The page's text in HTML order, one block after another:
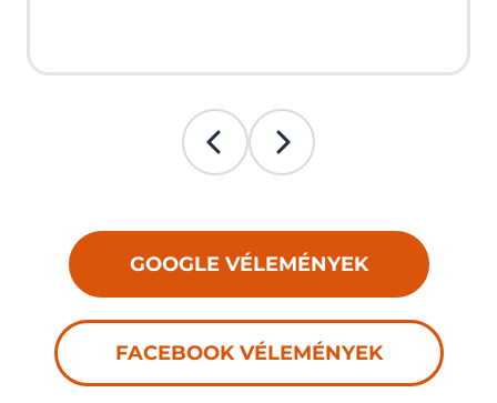
GOOGLE VÉLEMÉNYEK
FACEBOOK VÉLEMÉNYEK